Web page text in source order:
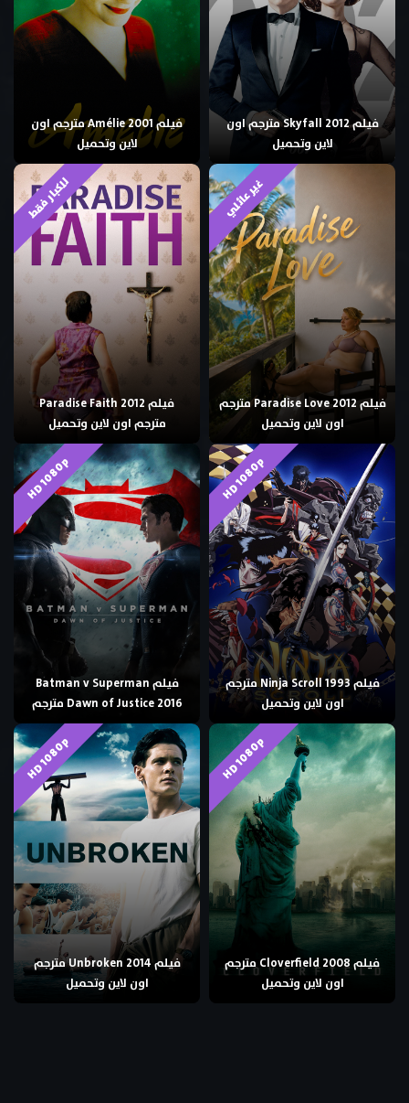
فيلم Skyfall 2012 مترجم اون
لاين وتحميل
فيلم Amélie 2001 مترجم اون
لاين وتحميل
غير عائلي
فيلم Paradise Love 2012 مترجم
اون لاين وتحميل
للكبار فقط
فيلم Paradise Faith 2012
مترجم اون لاين وتحميل
HD 1080p
فيلم Ninja Scroll 1993 مترجم
اون لاين وتحميل
HD 1080p
فيلم Batman v Superman
Dawn of Justice 2016 مترجم
HD 1080p
فيلم Cloverfield 2008 مترجم
اون لاين وتحميل
HD 1080p
فيلم Unbroken 2014 مترجم
اون لاين وتحميل